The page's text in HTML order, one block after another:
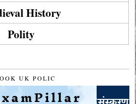
History
Polity
UK POLIC